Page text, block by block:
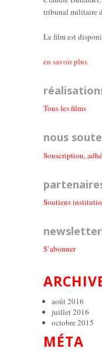
tribunal militaire
Le film est
en savoir plus
Tous les films
nous
Souscription,
Soutiens
newsletter
S’abonner
août 2016
juillet 2016
octobre 2015
MÉTA